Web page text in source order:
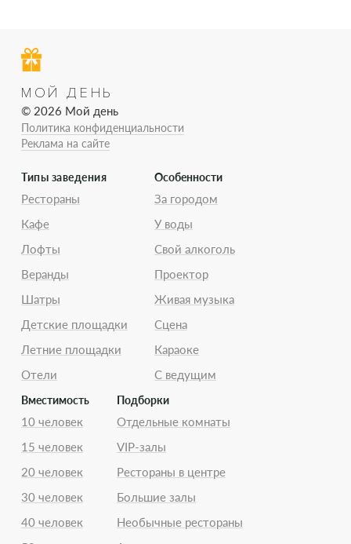
МОЙ ДЕНЬ
© 2026 Мой день
Политика конфиденциальности
Реклама на сайте
Типы заведения
Рестораны
Кафе
Лофты
Веранды
Шатры
Детские площадки
Летние площадки
Отели
Особенности
За городом
У воды
Свой алкоголь
Проектор
Живая музыка
Сцена
Караоке
С ведущим
Вместимость
10 человек
15 человек
20 человек
30 человек
40 человек
Подборки
Отдельные комнаты
VIP-залы
Рестораны в центре
Большие залы
Необычные рестораны